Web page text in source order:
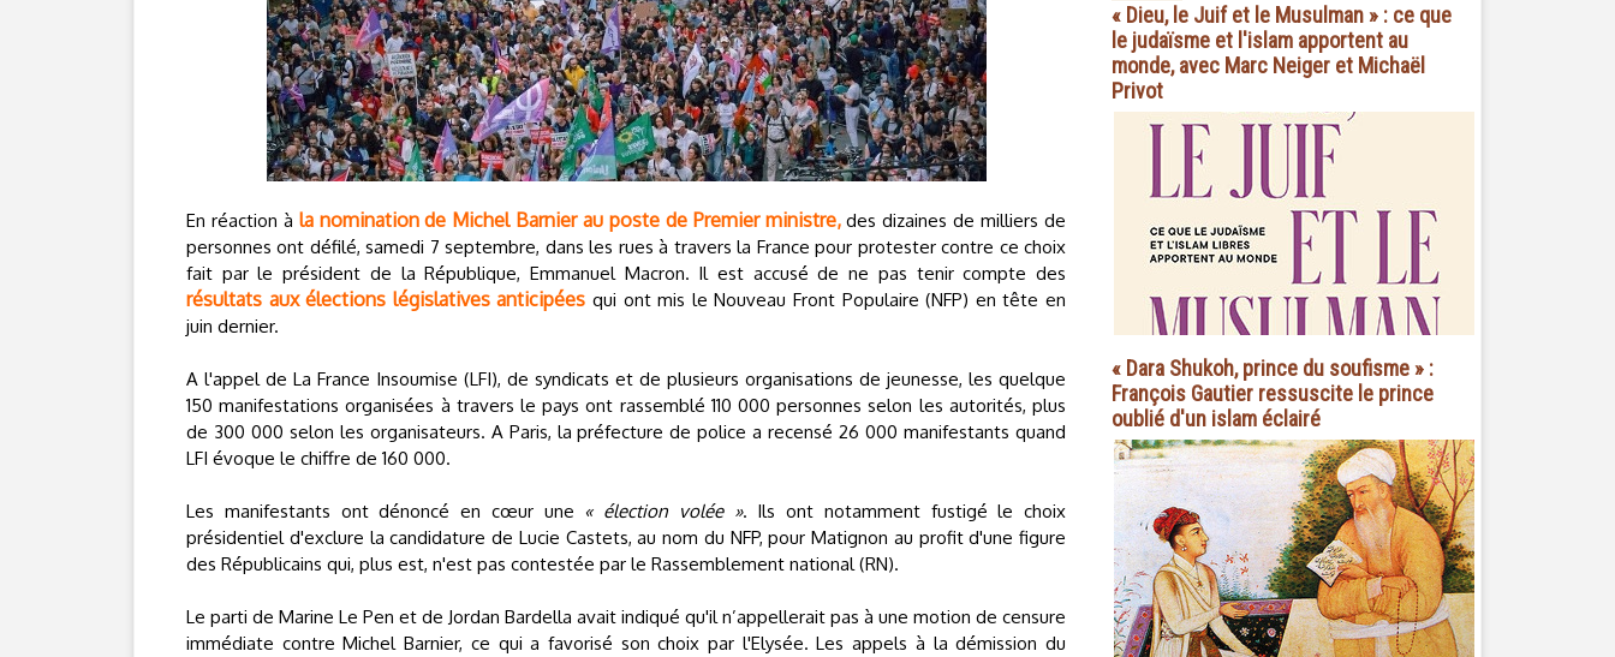
En réaction à la nomination de Michel Barnier au poste de Premier ministre,des dizaines de milliers de
personnes ont défilé, samedi 7 septembre, dans les rues à travers la France pour protester contre ce choix
fait par le président de la République, Emmanuel Macron. Il est accusé de ne pas tenir compte des
résultats aux élections législatives anticipées qui ont mis le Nouveau Front Populaire (NFP) en tête en
juin dernier.
A l'appel de La France Insoumise (LFI), de syndicats et de plusieurs organisations de jeunesse, les quelque
150 manifestations organisées à travers le pays ont rassemblé 110 000 personnes selon les autorités, plus
de 300 000 selon les organisateurs. A Paris, la préfecture de police a recensé 26 000 manifestants quand
LFI évoque le chiffre de 160 000.
Les manifestants ont dénoncé en cœur une « élection volée ». Ils ont notamment fustigé le choix
présidentiel d'exclure la candidature de Lucie Castets, au nom du NFP, pour Matignon au profit d'une figure
des Républicains qui, plus est, n'est pas contestée par le Rassemblement national (RN).
Le parti de Marine Le Pen et de Jordan Bardella avait indiqué qu'il n’appellerait pas à une motion de censure
immédiate contre Michel Barnier, ce qui a favorisé son choix par l'Elysée. Les appels à la démission du
« Dieu, le Juif et le Musulman » : ce que
le judaïsme et l'islam apportent au
monde, avec Marc Neiger et Michaël
Privot
« Dara Shukoh, prince du soufisme » :
François Gautier ressuscite le prince
oublié d'un islam éclairé